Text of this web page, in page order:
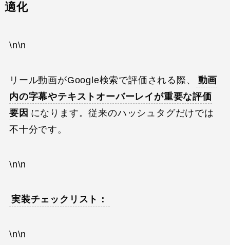
適化
\n\n
リール動画がGoogle検索で評価される際、
動画
内の字幕やテキストオーバーレイが重要な評価
要因 になります。従来のハッシュタグだけでは
不十分です。
\n\n
実装チェックリスト：
\n\n